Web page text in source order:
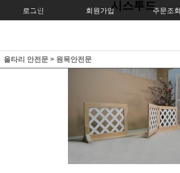
로그인 회원가입 주문조회
시스투드
울타리 안전문 > 원목안전문